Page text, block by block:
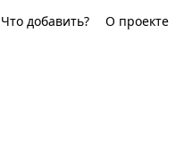
Что добавить? О проекте